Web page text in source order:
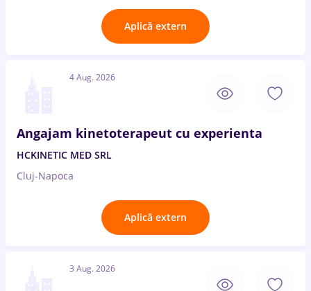
Aplică extern
4 Aug. 2026
Angajam kinetoterapeut cu experienta
HCKINETIC MED SRL
Cluj-Napoca
Aplică extern
3 Aug. 2026